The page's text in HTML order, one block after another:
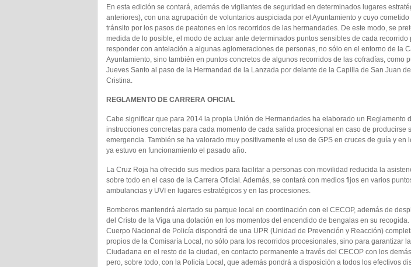
En esta edición se contará, además de vigilantes de seguridad en determinados lugares
anteriores), con una agrupación de voluntarios auspiciada por el Ayuntamiento y cuyo cometido
tránsito por los pasos de peatones en los recorridos de las hermandades. De este modo, se
medida de lo posible, el modo de actuar ante determinados puntos sensibles de cada recorrido
responder con antelación a algunas aglomeraciones de personas, no sólo en el entorno de la
Ayuntamiento, sino también en puntos concretos de algunos recorridos de las cofradías, como
Jueves Santo al paso de la Hermandad de la Lanzada por delante de la Capilla de San Juan
Cristina.
REGLAMENTO DE CARRERA OFICIAL
Cabe significar que para 2014 la propia Unión de Hermandades ha elaborado un Reglamento
instrucciones concretas para cada momento de cada salida procesional en caso de producirse
emergencia. También se ha valorado muy positivamente el uso de GPS en cruces de guía y en
ya estuvo en funcionamiento el pasado año.
La Cruz Roja ha ofrecido sus medios para facilitar a personas con movilidad reducida la
sobre todo en el caso de la Carrera Oficial. Además, se contará con medios fijos en varios
ambulancias y UVI en lugares estratégicos y en las procesiones.
Bomberos mantendrá alertado su parque local en coordinación con el CECOP, además de
del Cristo de la Viga una dotación en los momentos del encendido de bengalas en su recogida.
Cuerpo Nacional de Policía dispondrá de una UPR (Unidad de Prevención y Reacción)
propios de la Comisaría Local, no sólo para los recorridos procesionales, sino para garantizar
Ciudadana en el resto de la ciudad, en contacto permanente a través del CECOP con los
pero, sobre todo, con la Policía Local, que además pondrá a disposición a todos los efectivos